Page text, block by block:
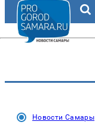
Новости Самары